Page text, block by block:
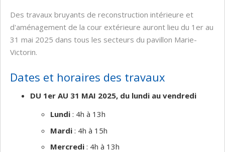
Des travaux bruyants de reconstruction intérieure et
d'aménagement de la cour extérieure auront lieu du 1er au
31 mai 2025 dans tous les secteurs du pavillon Marie-
Victorin.
Dates et horaires des travaux
DU 1er AU 31 MAI 2025, du lundi au vendredi
Lundi : 4h à 13h
Mardi : 4h à 15h
Mercredi : 4h à 13h